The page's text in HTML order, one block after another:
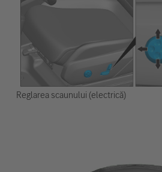
Reglarea scaunului (electrică)